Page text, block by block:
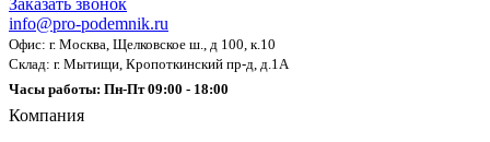
Заказать звонок
info@pro-podemnik.ru
Офис: г. Москва, Щелковское ш., д 100, к.10
Склад: г. Мытищи, Кропоткинский пр-д, д.1А
Часы работы: Пн-Пт 09:00 - 18:00
Компания